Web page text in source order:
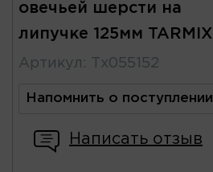
овечьей шерсти на
липучке 125мм TARMIX
Артикул : Тх055152
Напомнить о поступлении
Написать отзыв